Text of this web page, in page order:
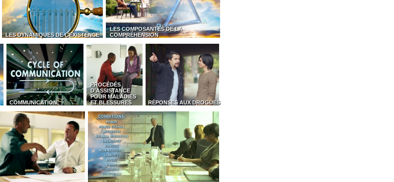
LES DYNAMIQUES DE L’EXISTENCE
LES COMPOSANTES DE LA
COMPRÉHENSION
COMMUNICATION
PROCÉDÉS
D’ASSISTANCE
POUR MALADIES
ET BLESSURES
RÉPONSES AUX DROGUES